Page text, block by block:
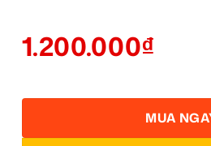
1.200.000₫
MUA